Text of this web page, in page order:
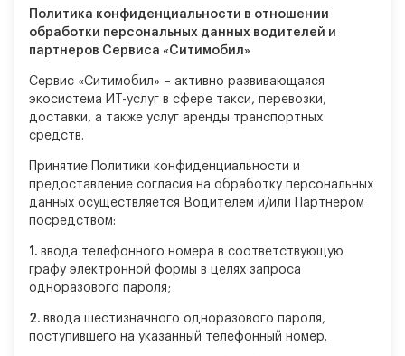
Политика конфиденциальности в отношении
обработки персональных данных водителей и
партнеров Сервиса «Ситимобил»
Сервис «Ситимобил» – активно развивающаяся
экосистема ИТ-услуг в сфере такси, перевозки,
доставки, а также услуг аренды транспортных
средств.
Принятие Политики конфиденциальности и
предоставление согласия на обработку персональных
данных осуществляется Водителем и/или Партнёром
посредством:
1. ввода телефонного номера в соответствующую
графу электронной формы в целях запроса
одноразового пароля;
2. ввода шестизначного одноразового пароля,
поступившего на указанный телефонный номер.